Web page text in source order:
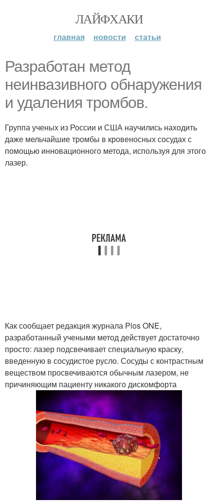
ЛАЙФХАКИ
главная новости статьи
Разработан метод
неинвазивного обнаружения
и удаления тромбов.
Группа ученых из России и США научились находить
даже мельчайшие тромбы в кровеносных сосудах с
помощью инновационного метода, используя для этого
лазер.
Как сообщает редакция журнала Plos ONE,
разработанный учеными метод действует достаточно
просто: лазер подсвечивает специальную краску,
введенную в сосудистое русло. Сосуды с контрастным
веществом просвечиваются обычным лазером, не
причиняющим пациенту никакого дискомфорта